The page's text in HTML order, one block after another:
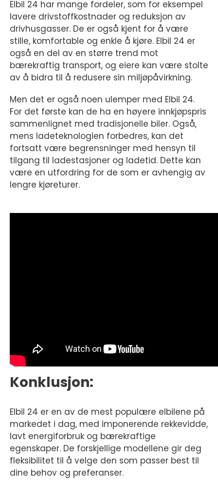
Elbil 24 har mange fordeler, som for eksempel
lavere drivstoffkostnader og reduksjon av
drivhusgasser. De er også kjent for å være
stille, komfortable og enkle å kjøre. Elbil 24 er
også en del av en større trend mot
bærekraftig transport, og eiere kan være stolte
av å bidra til å redusere sin miljøpåvirkning.
Men det er også noen ulemper med Elbil 24.
For det første kan de ha en høyere innkjøpspris
sammenlignet med tradisjonelle biler. Også,
mens ladeteknologien forbedres, kan det
fortsatt være begrensninger med hensyn til
tilgang til ladestasjoner og ladetid. Dette kan
være en utfordring for de som er avhengig av
lengre kjøreturer.
Konklusjon:
Elbil 24 er en av de mest populære elbilene på
markedet i dag, med imponerende rekkevidde,
lavt energiforbruk og bærekraftige
egenskaper. De forskjellige modellene gir deg
fleksibilitet til å velge den som passer best til
dine behov og preferanser.